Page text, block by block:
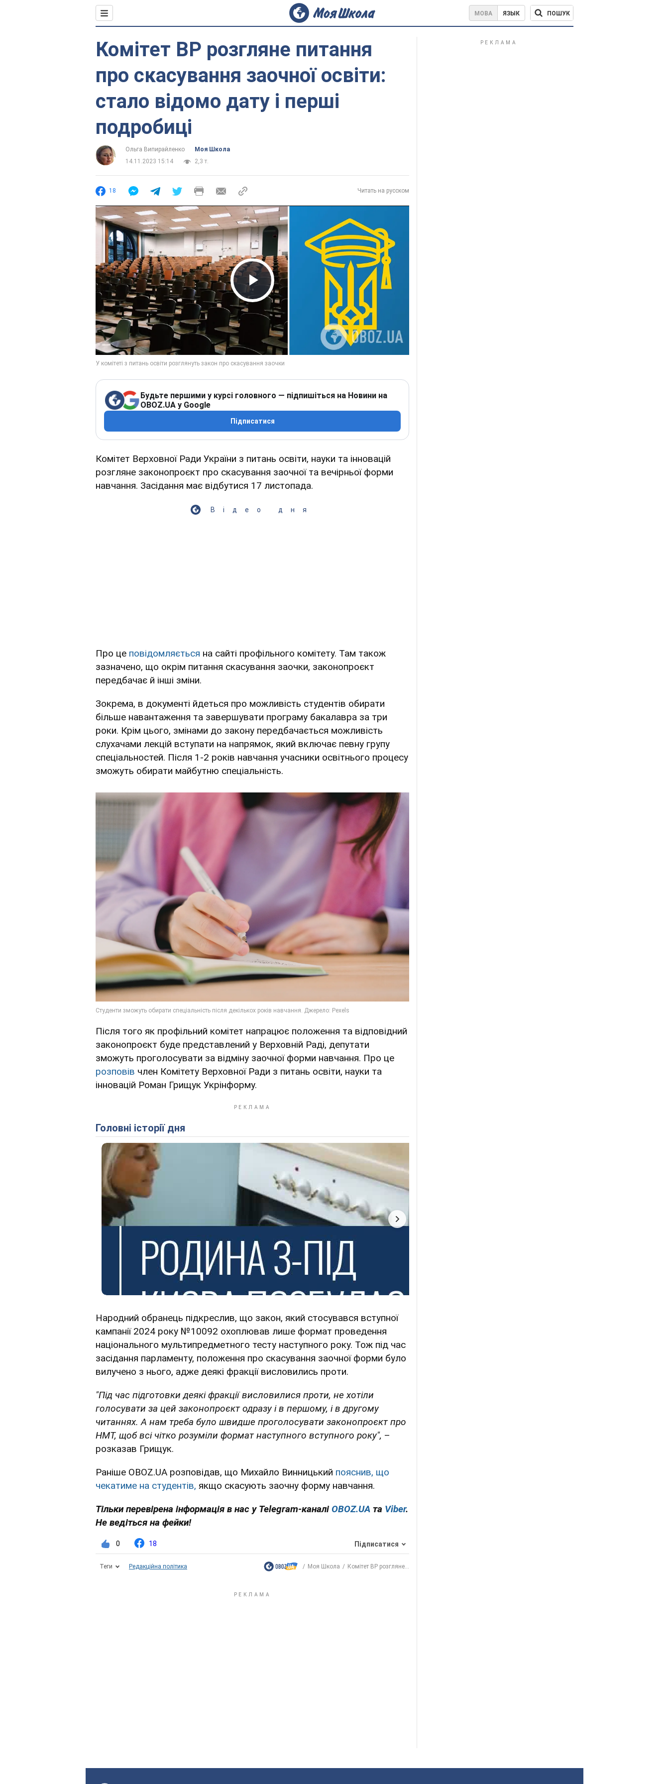
МОВА ЯЗЫК ПОШУК
Комітет ВР розгляне питання
про скасування заочної освіти:
стало відомо дату і перші
подробиці
Ольга Випирайленко
Моя Школа
14.11.2023 15:14
2,3 т.
18 Читать на русском
Play Video
Будьте першими у курсі головного — підпишіться на Новини на
OBOZ.UA у Google
Підписатися
Комітет Верховної Ради України з питань освіти, науки та інновацій
розгляне законопроєкт про скасування заочної та вечірньої форми
навчання. Засідання має відбутися 17 листопада.
Відео дня
Про це повідомляється на сайті профільного комітету. Там також
зазначено, що окрім питання скасування заочки, законопроєкт
передбачає й інші зміни.
Зокрема, в документі йдеться про можливість студентів обирати
більше навантаження та завершувати програму бакалавра за три
роки. Крім цього, змінами до закону передбачається можливість
слухачами лекцій вступати на напрямок, який включає певну групу
спеціальностей. Після 1-2 років навчання учасники освітнього процесу
зможуть обирати майбутню спеціальність.
Після того як профільний комітет напрацює положення та відповідний
законопроєкт буде представлений у Верховній Раді, депутати
зможуть проголосувати за відміну заочної форми навчання. Про це
розповів член Комітету Верховної Ради з питань освіти, науки та
інновацій Роман Грищук Укрінформу.
Головні історії дня
Народний обранець підкреслив, що закон, який стосувався вступної
кампанії 2024 року №10092 охоплював лише формат проведення
національного мультипредметного тесту наступного року. Тож під час
засідання парламенту, положення про скасування заочної форми було
вилучено з нього, адже деякі фракції висловились проти.
"Під час підготовки деякі фракції висловилися проти, не хотіли
голосувати за цей законопроєкт одразу і в першому, і в другому
читаннях. А нам треба було швидше проголосувати законопроєкт про
НМТ, щоб всі чітко розуміли формат наступного вступного року", –
розказав Грищук.
Раніше OBOZ.UA розповідав, що Михайло Винницький пояснив, що
чекатиме на студентів, якщо скасують заочну форму навчання.
Тільки перевірена інформація в нас у Telegram-каналі OBOZ.UA та Viber.
Не ведіться на фейки!
0 18 Підписатися
Теги Редакційна політика Моя Школа Комітет ВР розгляне...